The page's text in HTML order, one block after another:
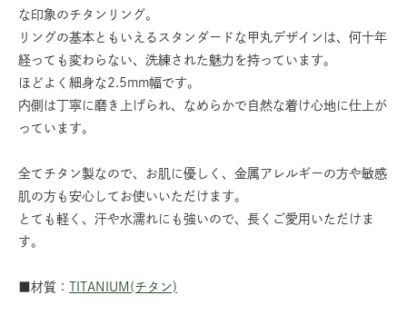
な印象のチタンリング。
リングの基本ともいえるスタンダードな甲丸デザインは、何十年
経っても変わらない、洗練された魅力を持っています。
ほどよく細身な2.5mm幅です。
内側は丁寧に磨き上げられ、なめらかで自然な着け心地に仕上が
っています。
全てチタン製なので、お肌に優しく、金属アレルギーの方や敏感
肌の方も安心してお使いいただけます。
とても軽く、汗や水濡れにも強いので、長くご愛用いただけま
す。
■材質： TITANIUM(チタン)